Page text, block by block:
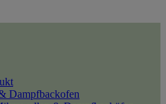
Dampfbackofen